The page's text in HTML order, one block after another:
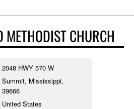
METHODIST CHURCH
2048 HWY 570 W
Summit, Mississippi,
39666
United States